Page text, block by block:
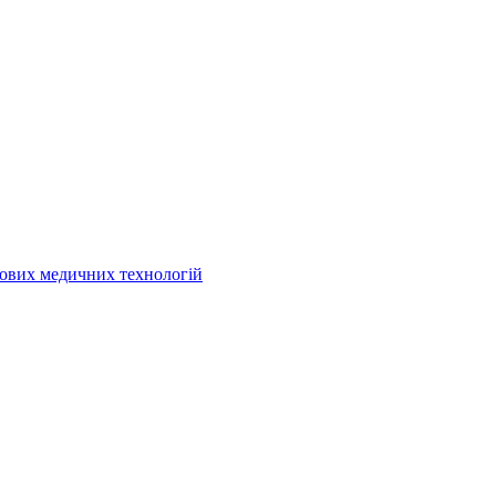
медичних технологій